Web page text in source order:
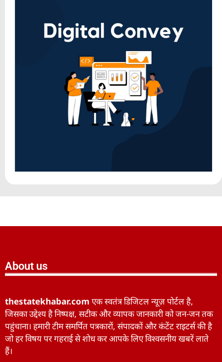
About us
thestatekhabar.com एक स्वतंत्र डिजिटल न्यूज़ पोर्टल है,
जिसका उद्देश्य है निष्पक्ष, सटीक और व्यापक जानकारी को जन-जन तक
पहुंचाना। हमारी टीम समर्पित पत्रकारों, संपादकों और कंटेंट राइटर्स की है
जो हर विषय पर गहराई से शोध कर आपके लिए विश्वसनीय खबरें लाते
हैं।